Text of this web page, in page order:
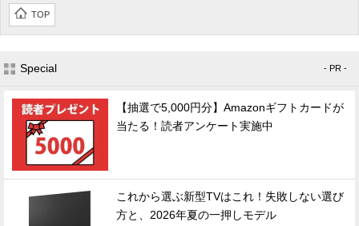
TOP
Special - PR -
【抽選で5,000円分】Amazonギフトカードが
当たる！読者アンケート実施中
これから選ぶ新型TVはこれ！失敗しない選び
方と、2026年夏の一押しモデル